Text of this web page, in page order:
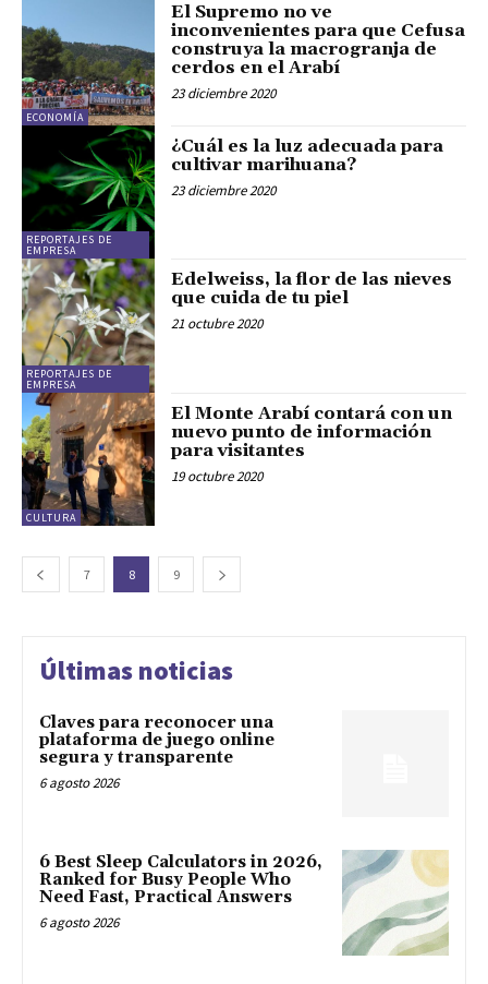
ECONOMÍA
El Supremo no ve
inconvenientes para que Cefusa
construya la macrogranja de
cerdos en el Arabí
23 diciembre 2020
REPORTAJES DE
EMPRESA
¿Cuál es la luz adecuada para
cultivar marihuana?
23 diciembre 2020
REPORTAJES DE
EMPRESA
Edelweiss, la flor de las nieves
que cuida de tu piel
21 octubre 2020
CULTURA
El Monte Arabí contará con un
nuevo punto de información
para visitantes
19 octubre 2020
7 8 9
Últimas noticias
Claves para reconocer una
plataforma de juego online
segura y transparente
6 agosto 2026
6 Best Sleep Calculators in 2026,
Ranked for Busy People Who
Need Fast, Practical Answers
6 agosto 2026